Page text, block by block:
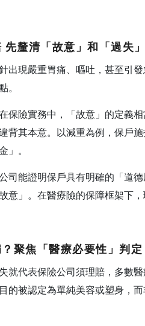
先釐清「故意」和「過失」
出現嚴重胃痛、嘔吐，甚至引
。
保險實務中，「故意」的定義
背其本意。以減重為例，保戶
」。
司能證明保戶具有明確的「道
意」。在醫療險的保障框架下
聚焦「醫療必要性」判定
就代表保險公司須理賠，多數
的被認定為單純美容或塑身，